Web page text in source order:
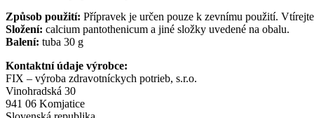
Způsob použití: Přípravek je určen pouze k zevnímu použití.
Složení: calcium pantothenicum a jiné složky uvedené na obalu.
Balení: tuba 30 g
Kontaktní údaje výrobce:
FIX – výroba zdravotníckych potrieb, s.r.o.
Vinohradská 30
941 06 Komjatice